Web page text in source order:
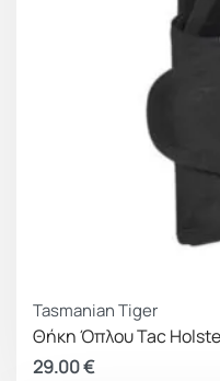
Tasmanian Tiger
Θήκη Όπλου Tac
29.00€